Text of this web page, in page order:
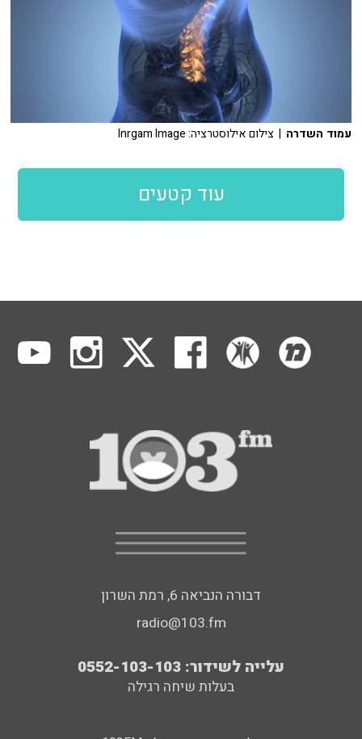
עמוד השדרה | צילום אילוסטרציה: Inrgam Image
עוד קטעים
דבורה הנביאה 6, רמת השרון
radio@103.fm
עלייה לשידור: 0552-103-103
בעלות שיחה רגילה